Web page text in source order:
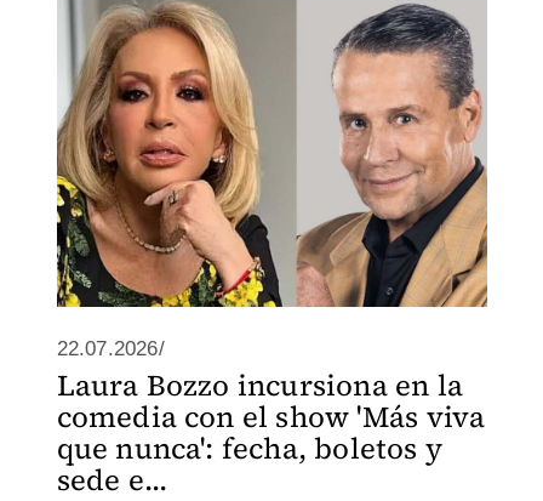
22.07.2026/
Laura Bozzo incursiona en la
comedia con el show 'Más viva
que nunca': fecha, boletos y
sede e...